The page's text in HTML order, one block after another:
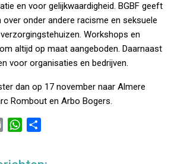
en voor gelijkwaardigheid. BGBF geeft
onder andere racisme en seksuele
Workshops en
altijd op maat aangeboden. Daarnaast
voor organisaties en bedrijven.
dan op 17 november naar Almere
Rombout en Arbo Bogers.
W